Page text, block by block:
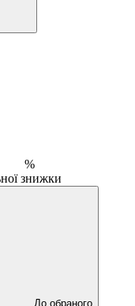
%
знижки
До обраного